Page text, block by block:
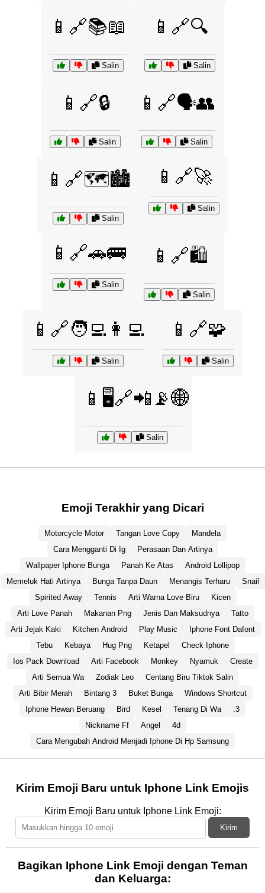
📱🔗📚📖
Salin
📱🔗🔍
Salin
📱🔗🔒
Salin
📱🔗🗣️👥
Salin
📱🔗🗺️🏙️
Salin
📱🔗🚀
Salin
📱🔗🚗🚌
Salin
📱🔗🛍️
Salin
📱🔗🧑‍💻👩‍💻
Salin
📱🔗🧩
Salin
📱🖥️🔗📲📡🌐
Salin
Emoji Terakhir yang Dicari
Motorcycle Motor Tangan Love Copy
Mandela
Cara Mengganti Di Ig
Perasaan Dan Artinya
Wallpaper Iphone Bunga
Panah Ke Atas
Android Lollipop
Memeluk Hati Artinya
Bunga Tanpa Daun Menangis Terharu
Snail
Spirited Away
Tennis Arti Warna Love Biru
Kicen
Arti Love Panah
Makanan Png Jenis Dan Maksudnya
Tatto
Arti Jejak Kaki
Kitchen Android Play Music
Iphone Font Dafont
Tebu
Kebaya Hug Png Ketapel
Check Iphone
Ios Pack Download
Arti Facebook Monkey Nyamuk
Create
Arti Semua Wa
Zodiak Leo
Centang Biru Tiktok Salin
Arti Bibir Merah
Bintang 3 Buket Bunga
Windows Shortcut
Iphone Hewan Beruang
Bird Kesel Tenang Di Wa
:3
Nickname Ff
Angel
4d
Cara Mengubah Android Menjadi Iphone Di Hp Samsung
Kirim Emoji Baru untuk Iphone Link Emojis
Kirim Emoji Baru untuk Iphone Link Emoji:
Kirim
Bagikan Iphone Link Emoji dengan Teman
dan Keluarga: